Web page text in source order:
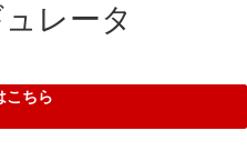
レータ
こちら